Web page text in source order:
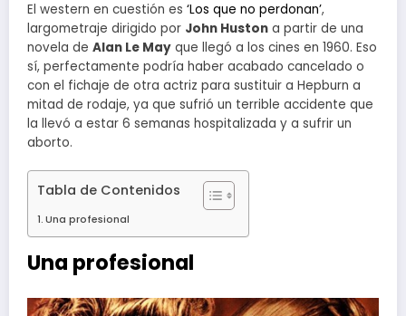
El western en cuestión es ‘Los que no perdonan’,
largometraje dirigido por John Huston a partir de una
novela de Alan Le May que llegó a los cines en 1960. Eso
sí, perfectamente podría haber acabado cancelado o
con el fichaje de otra actriz para sustituir a Hepburn a
mitad de rodaje, ya que sufrió un terrible accidente que
la llevó a estar 6 semanas hospitalizada y a sufrir un
aborto.
Tabla de Contenidos
Una profesional
Una profesional